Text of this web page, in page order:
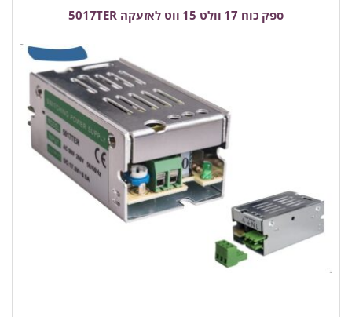
ספק כוח 17 וולט 15 ווט לאזעקה 5017TER